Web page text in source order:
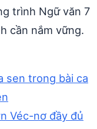
trình Ngữ văn 7
cần nắm vững.
sen trong bài ca
Véc-nơ đầy đủ